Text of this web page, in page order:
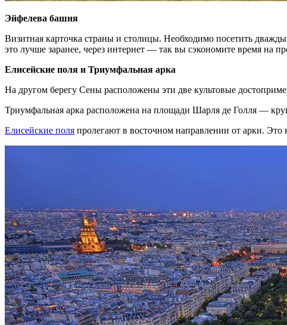
Эйфелева башня
Визитная карточка страны и столицы. Необходимо посетить
это лучше заранее, через интернет — так вы сэкономите время на
Елисейские поля и Триумфальная арка
На другом берегу Сены расположены эти две культовые
Триумфальная арка расположена на площади Шарля де Голля —
Елисейские поля пролегают в восточном направлении от арки.